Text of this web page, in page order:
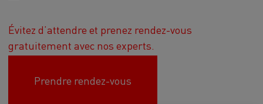
Évitez d’attendre et prenez rendez-vous
gratuitement avec nos experts.
Prendre rendez-vous